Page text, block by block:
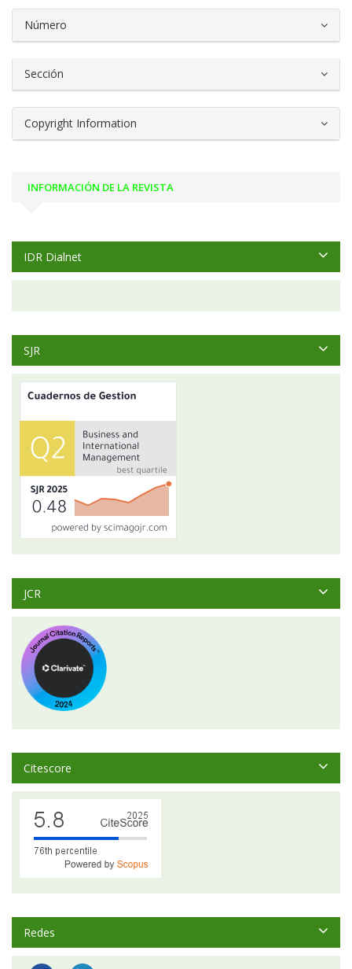
Número
Sección
Copyright Information
INFORMACIÓN DE LA REVISTA
IDR Dialnet
SJR
JCR
Citescore
Redes